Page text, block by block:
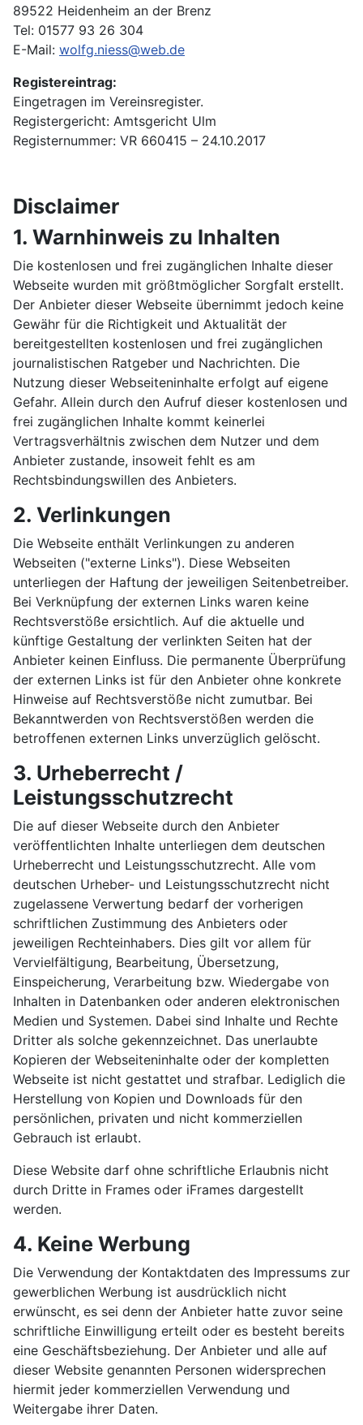
89522 Heidenheim an der Brenz
Tel: 01577 93 26 304
E-Mail: wolfg.niess@web.de
Registereintrag:
Eingetragen im Vereinsregister.
Registergericht: Amtsgericht Ulm
Registernummer: VR 660415 – 24.10.2017
Disclaimer
1. Warnhinweis zu Inhalten
Die kostenlosen und frei zugänglichen Inhalte dieser
Webseite wurden mit größtmöglicher Sorgfalt erstellt.
Der Anbieter dieser Webseite übernimmt jedoch keine
Gewähr für die Richtigkeit und Aktualität der
bereitgestellten kostenlosen und frei zugänglichen
journalistischen Ratgeber und Nachrichten. Die
Nutzung dieser Webseiteninhalte erfolgt auf eigene
Gefahr. Allein durch den Aufruf dieser kostenlosen und
frei zugänglichen Inhalte kommt keinerlei
Vertragsverhältnis zwischen dem Nutzer und dem
Anbieter zustande, insoweit fehlt es am
Rechtsbindungswillen des Anbieters.
2. Verlinkungen
Die Webseite enthält Verlinkungen zu anderen
Webseiten ("externe Links"). Diese Webseiten
unterliegen der Haftung der jeweiligen Seitenbetreiber.
Bei Verknüpfung der externen Links waren keine
Rechtsverstöße ersichtlich. Auf die aktuelle und
künftige Gestaltung der verlinkten Seiten hat der
Anbieter keinen Einfluss. Die permanente Überprüfung
der externen Links ist für den Anbieter ohne konkrete
Hinweise auf Rechtsverstöße nicht zumutbar. Bei
Bekanntwerden von Rechtsverstößen werden die
betroffenen externen Links unverzüglich gelöscht.
3. Urheberrecht /
Leistungsschutzrecht
Die auf dieser Webseite durch den Anbieter
veröffentlichten Inhalte unterliegen dem deutschen
Urheberrecht und Leistungsschutzrecht. Alle vom
deutschen Urheber- und Leistungsschutzrecht nicht
zugelassene Verwertung bedarf der vorherigen
schriftlichen Zustimmung des Anbieters oder
jeweiligen Rechteinhabers. Dies gilt vor allem für
Vervielfältigung, Bearbeitung, Übersetzung,
Einspeicherung, Verarbeitung bzw. Wiedergabe von
Inhalten in Datenbanken oder anderen elektronischen
Medien und Systemen. Dabei sind Inhalte und Rechte
Dritter als solche gekennzeichnet. Das unerlaubte
Kopieren der Webseiteninhalte oder der kompletten
Webseite ist nicht gestattet und strafbar. Lediglich die
Herstellung von Kopien und Downloads für den
persönlichen, privaten und nicht kommerziellen
Gebrauch ist erlaubt.
Diese Website darf ohne schriftliche Erlaubnis nicht
durch Dritte in Frames oder iFrames dargestellt
werden.
4. Keine Werbung
Die Verwendung der Kontaktdaten des Impressums zur
gewerblichen Werbung ist ausdrücklich nicht
erwünscht, es sei denn der Anbieter hatte zuvor seine
schriftliche Einwilligung erteilt oder es besteht bereits
eine Geschäftsbeziehung. Der Anbieter und alle auf
dieser Website genannten Personen widersprechen
hiermit jeder kommerziellen Verwendung und
Weitergabe ihrer Daten.